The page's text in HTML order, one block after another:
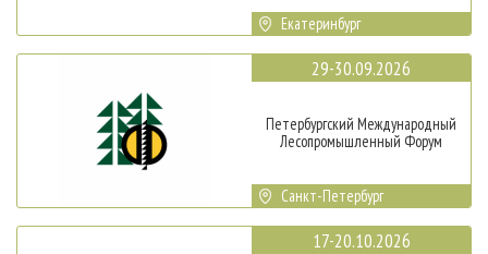
Екатеринбург
29-30.09.2026
Петербургский Международный
Лесопромышленный Форум
Санкт-Петербург
17-20.10.2026